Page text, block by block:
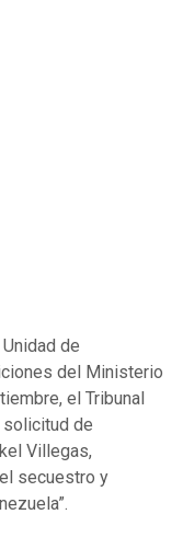
de
del Ministerio
el Tribunal
de
Villegas,
secuestro y